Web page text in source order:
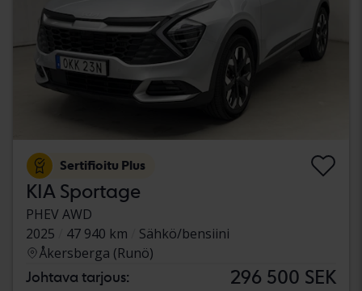
Sertifioitu Plus
KIA Sportage
PHEV AWD
2025
47 940 km
Sähkö/bensiini
Åkersberga (Runö)
Johtava tarjous: 296 500 SEK